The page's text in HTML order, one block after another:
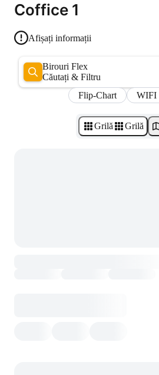
Coffice 1
Afișați informații
Birouri Flex
Căutați & Filtru
Flip-Chart
WIFI
Grilă Grilă